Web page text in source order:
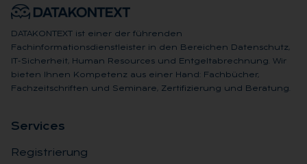
DATAKONTEXT ist einer der führenden
Fachinformationsdienstleister in den Bereichen Datenschutz,
IT-Sicherheit, Human Resources und Entgeltabrechnung. Wir
bieten Ihnen Kompetenz aus einer Hand: Fachbücher,
Fachzeitschriften und Seminare, Zertifizierung und Beratung.
Ser­vices
Registrierung